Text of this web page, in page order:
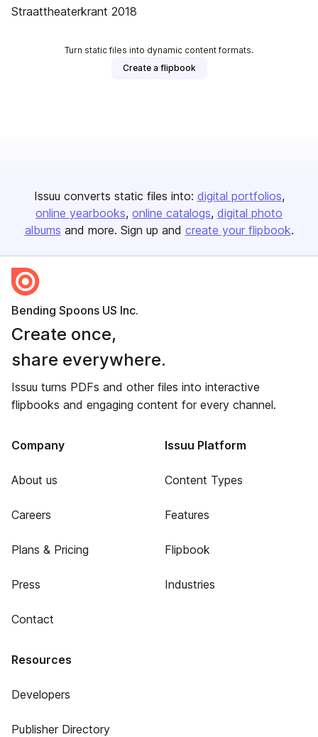
Straattheaterkrant 2018
Turn static files into dynamic content formats.
Create a flipbook
Issuu converts static files into: digital portfolios
online yearbooks online catalogs digital photo
albums and more. Sign up and create your flipbook.
Bending Spoons US Inc.
Create once,
share everywhere.
Issuu turns PDFs and other files into interactive
flipbooks and engaging content for every channel.
Company
About us
Careers
Plans & Pricing
Press
Contact
Issuu Platform
Content Types
Features
Flipbook
Industries
Resources
Developers
Publisher Directory